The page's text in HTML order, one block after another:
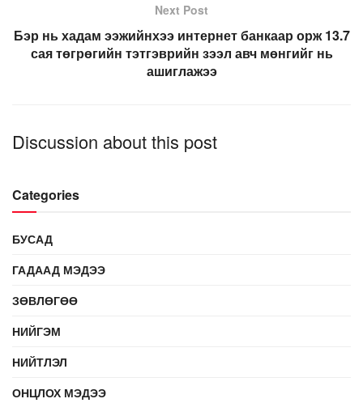
Next Post
Бэр нь хадам ээжийнхээ интернет банкаар орж 13.7
сая төгрөгийн тэтгэврийн зээл авч мөнгийг нь
ашиглажээ
Discussion about this post
Categories
БУСАД
ГАДААД МЭДЭЭ
ЗӨВЛӨГӨӨ
НИЙГЭМ
НИЙТЛЭЛ
ОНЦЛОХ МЭДЭЭ